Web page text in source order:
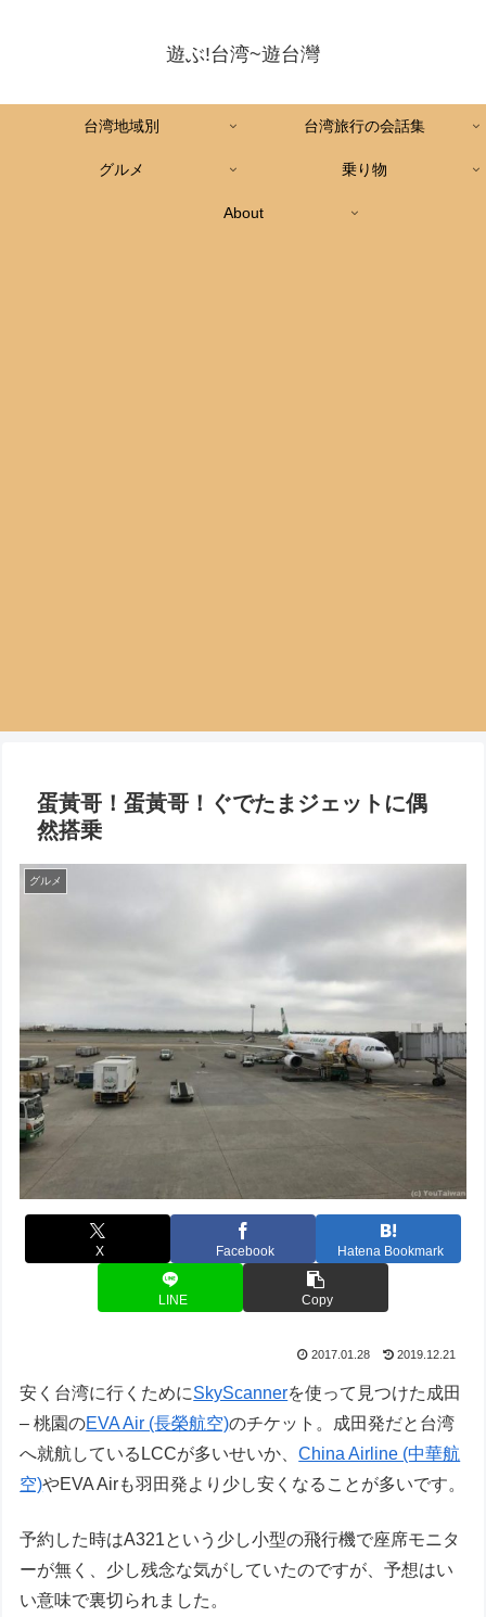
遊ぶ!台湾~遊台灣
台湾地域別 台湾旅行の会話集
グルメ 乗り物
About
蛋黃哥！蛋黃哥！ぐでたまジェットに偶
然搭乗
グルメ
X Facebook Hatena Bookmark
LINE Copy
2017.01.28 2019.12.21
安く台湾に行くためにSkyScannerを使って見つけた成田
– 桃園のEVA Air (長榮航空)のチケット。成田発だと台湾
へ就航しているLCCが多いせいか、China Airline (中華航
空)やEVA Airも羽田発より少し安くなることが多いです。
予約した時はA321という少し小型の飛行機で座席モニタ
ーが無く、少し残念な気がしていたのですが、予想はい
い意味で裏切られました。